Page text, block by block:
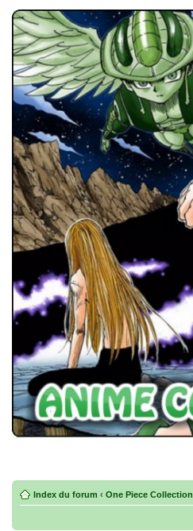
Index du forum ‹ One Piece Collection